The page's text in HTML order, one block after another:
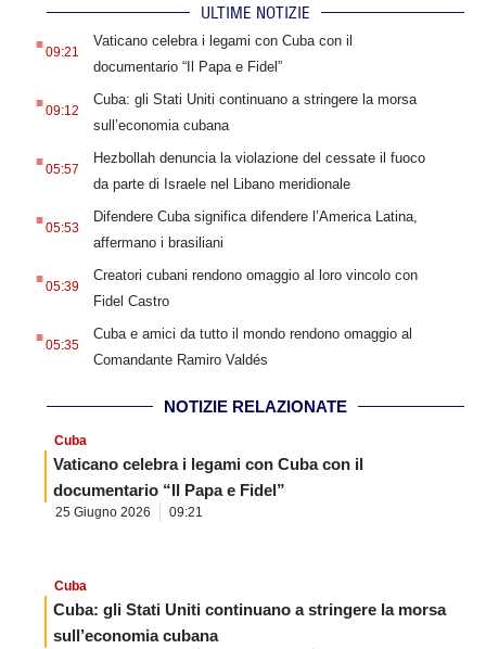
ULTIME NOTIZIE
.09:21
Vaticano celebra i legami con Cuba con il
documentario “Il Papa e Fidel”
.09:12
Cuba: gli Stati Uniti continuano a stringere la morsa
sull’economia cubana
.05:57
Hezbollah denuncia la violazione del cessate il fuoco
da parte di Israele nel Libano meridionale
.05:53
Difendere Cuba significa difendere l’America Latina,
affermano i brasiliani
.05:39
Creatori cubani rendono omaggio al loro vincolo con
Fidel Castro
.05:35
Cuba e amici da tutto il mondo rendono omaggio al
Comandante Ramiro Valdés
NOTIZIE RELAZIONATE
Cuba
Vaticano celebra i legami con Cuba con il
documentario “Il Papa e Fidel”
25 Giugno 2026 09:21
Cuba
Cuba: gli Stati Uniti continuano a stringere la morsa
sull’economia cubana